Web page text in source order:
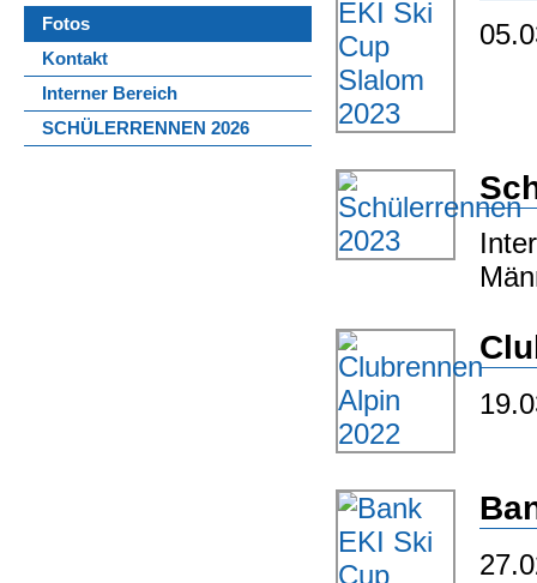
Fotos
Kontakt
Interner Bereich
SCHÜLERRENNEN 2026